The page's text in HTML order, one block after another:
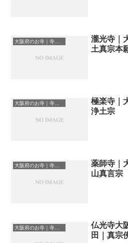
大阪府のお寺｜寺院一覧
瀧光寺｜
土真宗本
大阪府のお寺｜寺院一覧
極楽寺｜
浄土宗
大阪府のお寺｜寺院一覧
薬師寺｜
山真言宗
大阪府のお寺｜寺院一覧
仏光寺大
田｜真宗